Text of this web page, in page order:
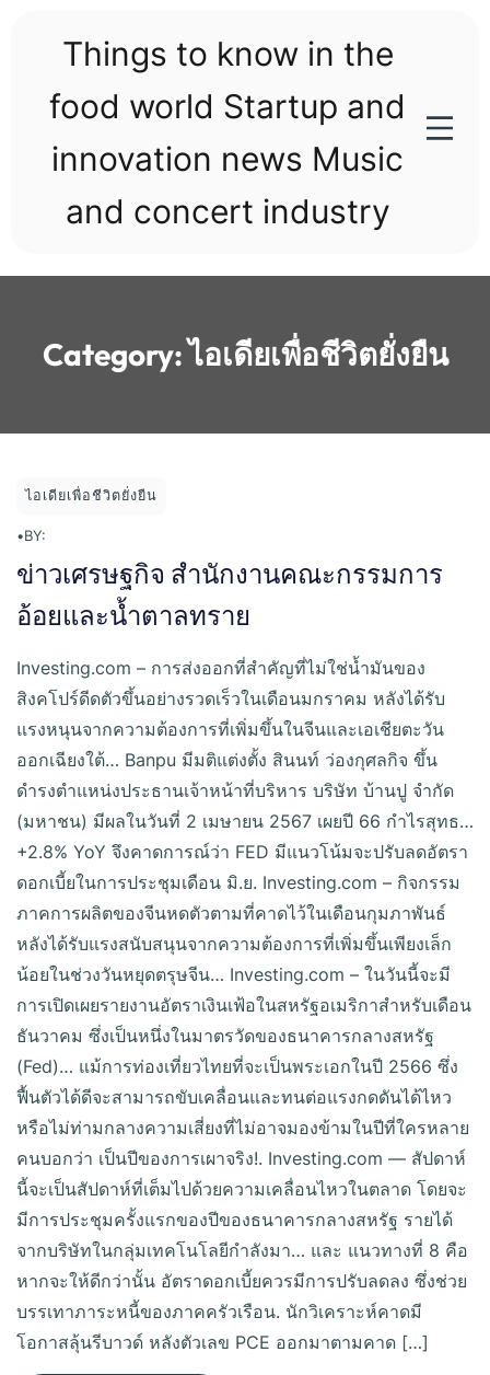
Things to know in the
food world Startup and
innovation news Music
and concert industry
Category:ไอเดียเพื่อชีวิตยั่งยืน
ไอเดียเพื่อชีวิตยั่งยืน
•BY:
ข่าวเศรษฐกิจ สำนักงานคณะกรรมการ
อ้อยและน้ำตาลทราย
Investing.com – การส่งออกที่สำคัญที่ไม่ใช่น้ำมันของ
สิงคโปร์ดีดตัวขึ้นอย่างรวดเร็วในเดือนมกราคม หลังได้รับ
แรงหนุนจากความต้องการที่เพิ่มขึ้นในจีนและเอเชียตะวัน
ออกเฉียงใต้… Banpu มีมติแต่งตั้ง สินนท์ ว่องกุศลกิจ ขึ้น
ดำรงตำแหน่งประธานเจ้าหน้าที่บริหาร บริษัท บ้านปู จำกัด
(มหาชน) มีผลในวันที่ 2 เมษายน 2567 เผยปี 66 กำไรสุทธ…
+2.8% YoY จึงคาดการณ์ว่า FED มีแนวโน้มจะปรับลดอัตรา
ดอกเบี้ยในการประชุมเดือน มิ.ย. Investing.com – กิจกรรม
ภาคการผลิตของจีนหดตัวตามที่คาดไว้ในเดือนกุมภาพันธ์
หลังได้รับแรงสนับสนุนจากความต้องการที่เพิ่มขึ้นเพียงเล็ก
น้อยในช่วงวันหยุดตรุษจีน… Investing.com – ในวันนี้จะมี
การเปิดเผยรายงานอัตราเงินเฟ้อในสหรัฐอเมริกาสำหรับเดือน
ธันวาคม ซึ่งเป็นหนึ่งในมาตรวัดของธนาคารกลางสหรัฐ
(Fed)… แม้การท่องเที่ยวไทยที่จะเป็นพระเอกในปี 2566 ซึ่ง
ฟื้นตัวได้ดีจะสามารถขับเคลื่อนและทนต่อแรงกดดันได้ไหว
หรือไม่ท่ามกลางความเสี่ยงที่ไม่อาจมองข้ามในปีที่ใครหลาย
คนบอกว่า เป็นปีของการเผาจริง!. Investing.com — สัปดาห์
นี้จะเป็นสัปดาห์ที่เต็มไปด้วยความเคลื่อนไหวในตลาด โดยจะ
มีการประชุมครั้งแรกของปีของธนาคารกลางสหรัฐ รายได้
จากบริษัทในกลุ่มเทคโนโลยีกำลังมา… และ แนวทางที่ 8 คือ
หากจะให้ดีกว่านั้น อัตราดอกเบี้ยควรมีการปรับลดลง ซึ่งช่วย
บรรเทาภาระหนี้ของภาคครัวเรือน. นักวิเคราะห์คาดมี
โอกาสลุ้นรีบาวด์ หลังตัวเลข PCE ออกมาตามคาด […]